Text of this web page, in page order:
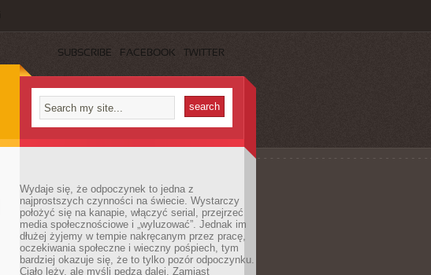
SUBSCRIBE FACEBOOK TWITTER
Wydaje się, że odpoczynek to jedna z
najprostszych czynności na świecie. Wystarczy
położyć się na kanapie, włączyć serial, przejrzeć
media społecznościowe i „wyluzować”. Jednak im
dłużej żyjemy w tempie nakręcanym przez pracę,
oczekiwania społeczne i wieczny pośpiech, tym
bardziej okazuje się, że to tylko pozór odpoczynku.
Ciało leży, ale myśli pędzą dalej. Zamiast